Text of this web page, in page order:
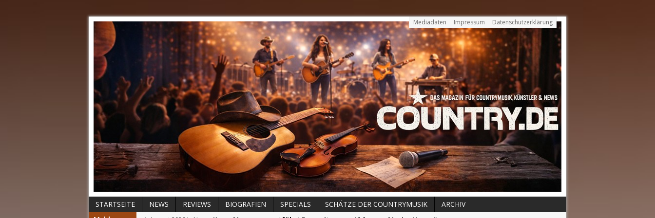
Mediadaten Impressum Datenschutzerklärung
STARTSEITE NEWS REVIEWS BIOGRAFIEN SPECIALS SCHÄTZE DER COUNTRYMUSIK
ARCHIV